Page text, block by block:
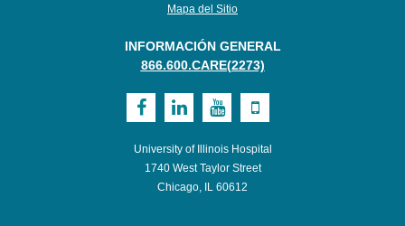
Mapa del Sitio
INFORMACIÓN GENERAL
866.600.CARE(2273)
Visit
Health
on
Visit
Health
on
Visit
Health
on
Visit
Health
University of Illinois Hospital
1740 West Taylor Street
Chicago, IL 60612